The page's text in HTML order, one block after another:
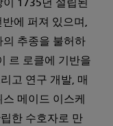
1735년 설립된
에 퍼져 있으며,
의 추종을 불허하
르 로클에 기반을
고 연구 개발, 매
메이드 이스케
한 수호자로 만